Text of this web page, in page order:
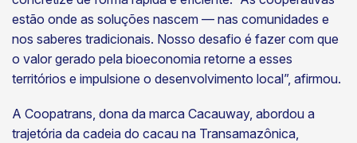
estão onde as soluções nascem — nas comunidades e
nos saberes tradicionais. Nosso desafio é fazer com que
o valor gerado pela bioeconomia retorne a esses
territórios e impulsione o desenvolvimento local”, afirmou.
A Coopatrans, dona da marca Cacauway, abordou a
trajetória da cadeia do cacau na Transamazônica,